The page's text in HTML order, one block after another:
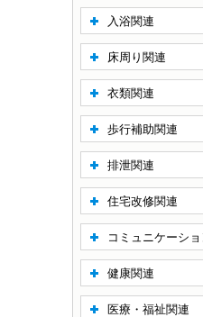
入浴関連
床周り関連
衣類関連
歩行補助関連
排泄関連
住宅改修関連
コミュニケーショ
健康関連
医療・福祉関連